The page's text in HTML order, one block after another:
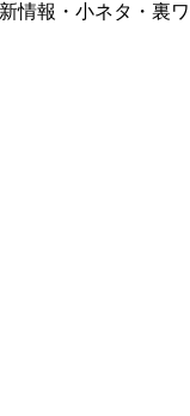
情報・小ネタ・裏ワ